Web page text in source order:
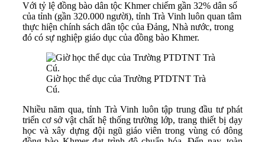
Với tỷ lệ đồng bào dân tộc Khmer chiếm gần 32% dân số
của tỉnh (gần 320.000 người), tỉnh Trà Vinh luôn quan tâm
thực hiện chính sách dân tộc của Đảng, Nhà nước, trong
đó có sự nghiệp giáo dục của đồng bào Khmer.
Giờ học thể dục của Trường PTDTNT Trà
Cú.
Nhiều năm qua, tỉnh Trà Vinh luôn tập trung đầu tư phát
triển cơ sở vật chất hệ thống trường lớp, trang thiết bị dạy
học và xây dựng đội ngũ giáo viên trong vùng có đông